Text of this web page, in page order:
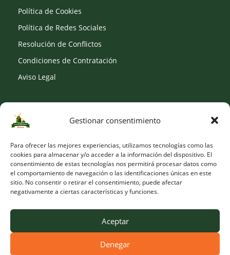
Gestionar consentimiento
Para ofrecer las mejores experiencias, utilizamos tecnologías como las
cookies para almacenar y/o acceder a la información del dispositivo. El
consentimiento de estas tecnologías nos permitirá procesar datos como
el comportamiento de navegación o las identificaciones únicas en este
sitio. No consentir o retirar el consentimiento, puede afectar
negativamente a ciertas características y funciones.
Aceptar
Denegar
Política de Cookies
Política de Redes Sociales
Resolución de Conflictos
Condiciones de Contratación
Aviso Legal
SOCIAL
© Copyright 2026 Viveros Los Molinos |